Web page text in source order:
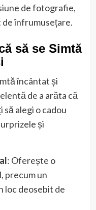
de fotografie,
de înfrumusețare.
să se Simtă
încântat și
de a arăta că
să alegi o cadou
și
: Oferește o
precum un
loc deosebit de